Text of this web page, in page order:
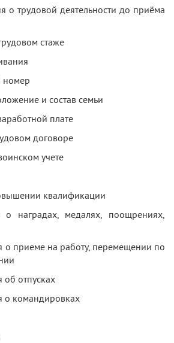
деятельности до приёма
стаже
и состав семьи
плате
договоре
учете
квалификации
медалях, поощрениях,
на работу, перемещении по
отпусках
командировках